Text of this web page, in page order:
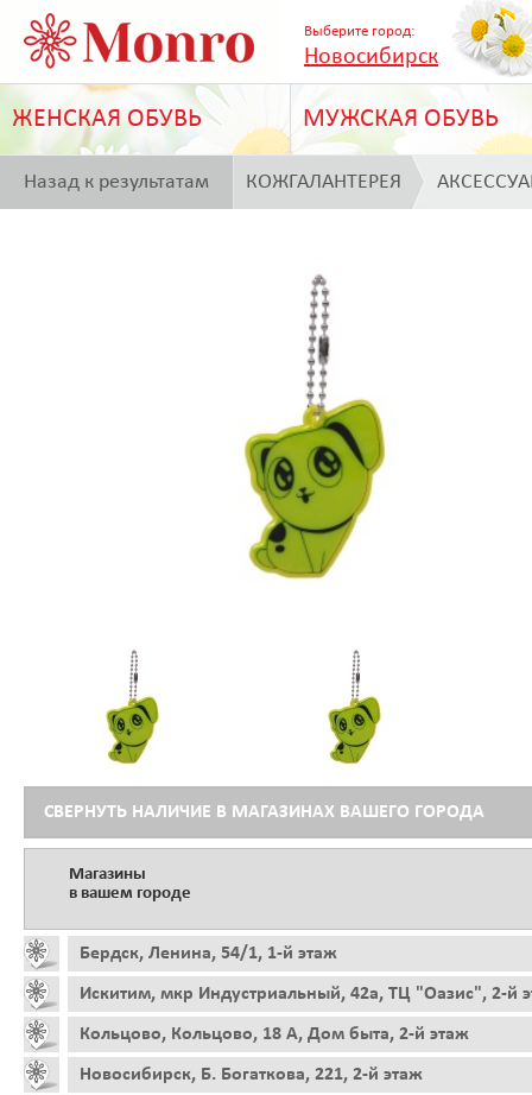
Выберите город:
Новосибирск
ЖЕНСКАЯ ОБУВЬ МУЖСКАЯ ОБУВЬ
Назад к результатам КОЖГАЛАНТЕРЕЯ
СВЕРНУТЬ НАЛИЧИЕ В МАГАЗИНАХ ВАШЕГО ГОРОДА
Магазины
в вашем городе
Бердск, Ленина, 54/1, 1-й этаж
Искитим, мкр Индустриальный, 42а, ТЦ "Оазис", 2-й
Кольцово, Кольцово, 18 А, Дом быта, 2-й этаж
Новосибирск, Б. Богаткова, 221, 2-й этаж